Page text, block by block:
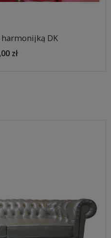
harmonijką DK
zł